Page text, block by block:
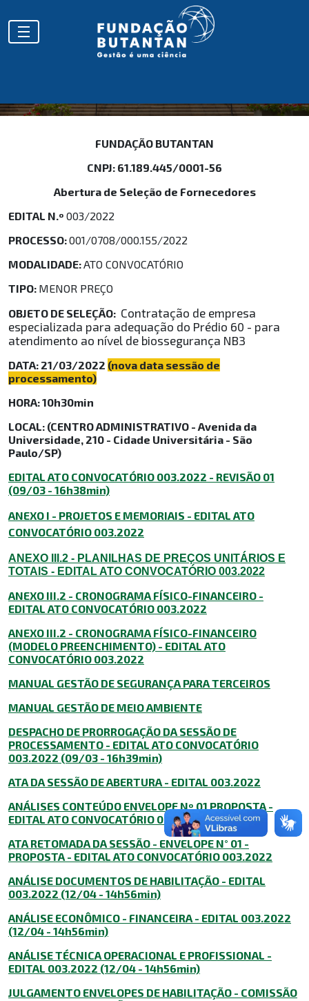
FUNDAÇÃO BUTANTAN
CNPJ: 61.189.445/0001-56
Abertura de Seleção de Fornecedore​s
EDITAL N.º 003/2022
PROCESSO:001/0708/000.155/2022
MODALIDADE:ATO CONVOCATÓRIO
TIPO: MENOR PREÇO
OBJETO DE SELEÇÃO: Contratação de empresa
especializada para adequação do Prédio 60 - para
atendimento ao nível de biossegurança NB3
DATA: 21/03/2022 (nova data sessão de
processamento)
HORA: 10h30min
LOCAL: (CENTRO ADMINISTRATIVO - Avenida da
Universidade, 210 - Cidade Universitária - São
Paulo/SP)
EDITAL ATO CONVOCATÓRIO 003.2022 - REVISÃO 01
(09/03 - 16h38min)
ANEXO I - PROJETOS E MEMORIAIS - EDITAL ATO
CONVOCATÓRIO 003.2022
ANEXO III.2 - PLANILHAS DE PREÇOS UNITÁRIOS E
TOTAIS - EDITAL ATO CONVOCATÓRIO 003.2022
ANEXO III.2 - CRONOGRAMA FÍSICO-FINANCEIRO -
EDITAL ATO CONVOCATÓRIO 003.2022
ANEXO III.2 - CRONOGRAMA FÍSICO-FINANCEIRO
(MODELO PREENCHIMENTO) - EDITAL ATO
CONVOCATÓRIO 003.2022
MANUAL GESTÃO DE SEGURANÇA PARA TERCEIROS
MANUAL GESTÃO DE MEIO AMBIENTE
DESPACHO DE PRORROGAÇÃO DA SESSÃO DE
PROCESSAMENTO - EDITAL ATO CONVOCATÓRIO
003.2022 (09/03 - 16h39min)
ATA DA SESSÃO DE ABERTURA - EDITAL 003.2022
ANÁLISES CONTEÚDO ENVELOPE Nº 01 PROPOSTA -
EDITAL ATO CONVOCATÓRIO 003.2022
ATA RETOMADA DA SESSÃO - ENVELOPE N° 01 -
PROPOSTA - EDITAL ATO CONVOCATÓRIO 003.2022
ANÁLISE DOCUMENTOS DE HABILITAÇÃO - EDITAL
003.2022 (12/04 - 14h56min)
ANÁLISE ECONÔMICO - FINANCEIRA - EDITAL 003.2022
(12/04 - 14h56min)
ANÁLISE TÉCNICA OPERACIONAL E PROFISSIONAL -
EDITAL 003.2022 (12/04 - 14h56min)
JULGAMENTO ENVELOPES DE HABILITAÇÃO - COMISSÃO